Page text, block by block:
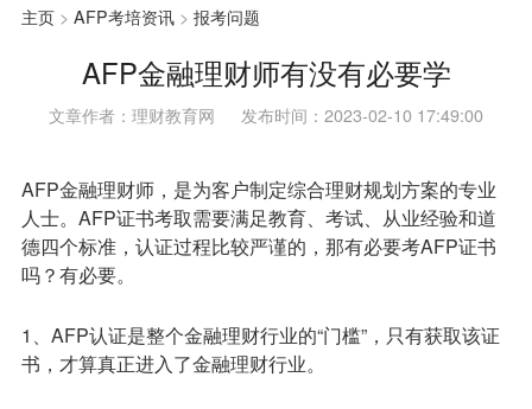
主页> AFP考培资讯> 报考问题
AFP金融理财师有没有必要学
文章作者：理财教育网 发布时间：2023-02-10 17:49:00
AFP金融理财师，是为客户制定综合理财规划方案的专业
人士。AFP证书考取需要满足教育、考试、从业经验和道
德四个标准，认证过程比较严谨的，那有必要考AFP证书
吗？有必要。
1、AFP认证是整个金融理财行业的“门槛”，只有获取该证
书，才算真正进入了金融理财行业。